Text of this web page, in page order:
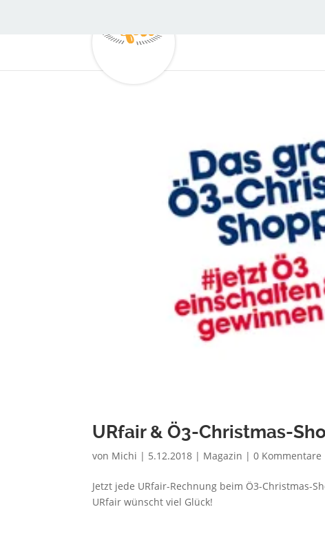
URfair & Ö3-Christmas-
von Michi | 5.12.2018 | Magazin |0 Kommentare
Jetzt jede URfair-Rechnung beim Ö3-Christmas-
URfair wünscht viel Glück!